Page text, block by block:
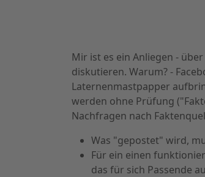
Mir ist es ein Anliegen -
diskutieren. Warum? -
Laternenmastpapper
werden ohne Prüfung
Nachfragen nach
Was "gepostet" wird,
Für ein einen
das für sich Passende